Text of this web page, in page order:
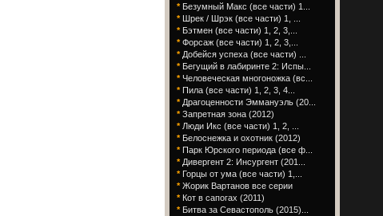
* Безумный Макс (все части) 1...
* Шрек / Шрэк (все части) 1, ...
* Бэтмен (все части) 1, 2, 3,...
* Форсаж (все части) 1, 2, 3,...
* Добейся успеха (все части) ...
* Бегущий в лабиринте 2: Испы...
* Человеческая многоножка (вс...
* Пила (все части) 1, 2, 3, 4...
* Драгоценности Эммануэль (20...
* Запретная зона (2012)
* Люди Икс (все части) 1, 2, ...
* Белоснежка и охотник (2012)
* Парк Юрского периода (все ф...
* Дивергент 2: Инсургент (201...
* Горцы от ума (все части) 1,...
* Жорик Вартанов все серии
* Кот в сапогах (2011)
* Битва за Севастополь (2015)...